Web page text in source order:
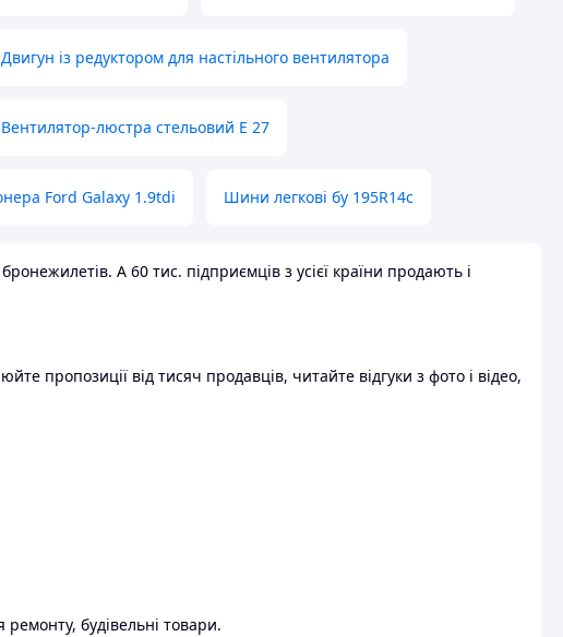
Двигун із редуктором для настільного вентилятора
Вентилятор-люстра стельовий E 27
Ford Galaxy 1.9tdi Шини легкові бу 195R14c
А 60 тис. підприємців з усієї країни продають і
пропозиції від тисяч продавців, читайте відгуки з фото і відео,
будівельні товари.